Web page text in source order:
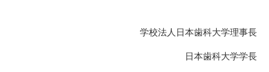
学校法人日本歯科大学理事長
日本歯科大学学長